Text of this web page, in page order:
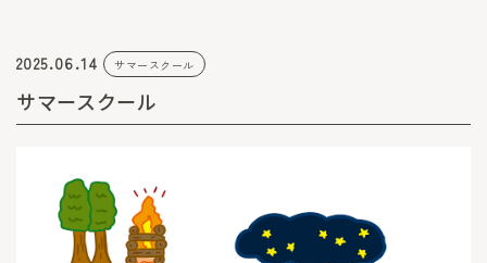
2025.06.14 サマースクール
サマースクール